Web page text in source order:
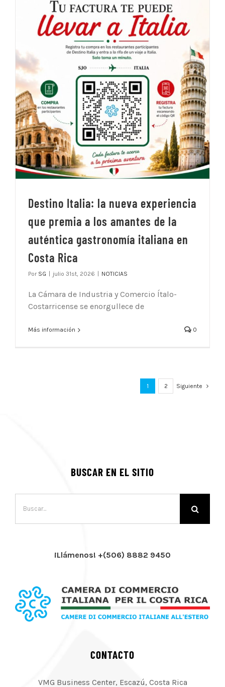
Destino Italia: la nueva experiencia
que premia a los amantes de la
auténtica gastronomía italiana en
Costa Rica
Por SG | julio 31st, 2026 | NOTICIAS
La Cámara de Industria y Comercio Ítalo-
Costarricense se enorgullece de
Más información 0
1 2 Siguiente
BUSCAR EN EL SITIO
¡Llámenos! +(506) 8882 9450
CONTACTO
VMG Business Center, Escazú, Costa Rica